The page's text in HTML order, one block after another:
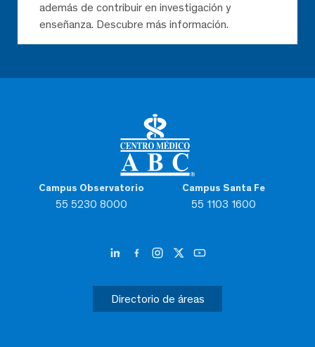
Campus Observatorio
55 5230 8000
Campus Santa Fe
55 1103 1600
Directorio de áreas
además de contribuir en investigación y
enseñanza. Descubre más información.